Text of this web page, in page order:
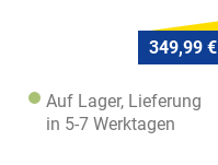
349,99 €
Auf Lager, Lieferung
in 5-7 Werktagen